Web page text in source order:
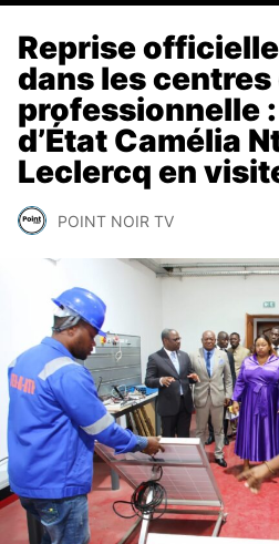
Reprise
dans les
professionnelle
d’État Camélia
Leclercq en
POINT NOIR TV